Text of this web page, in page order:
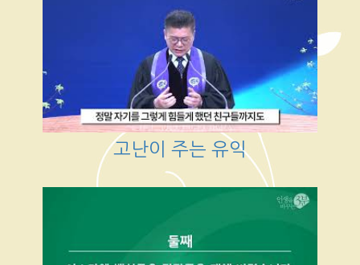
고난이 주는 유익